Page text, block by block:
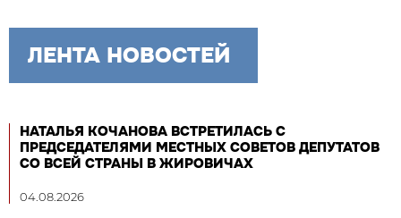
ЛЕНТА НОВОСТЕЙ
НАТАЛЬЯ КОЧАНОВА ВСТРЕТИЛАСЬ С
ПРЕДСЕДАТЕЛЯМИ МЕСТНЫХ СОВЕТОВ ДЕПУТАТОВ
СО ВСЕЙ СТРАНЫ В ЖИРОВИЧАХ
04.08.2026